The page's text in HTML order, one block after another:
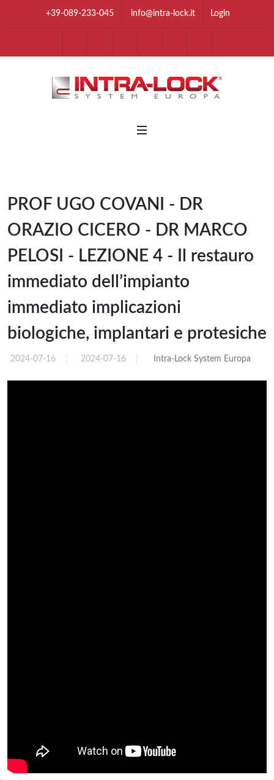
+39-089-233-045 info@intra-lock.it Login
PROF UGO COVANI - DR
ORAZIO CICERO - DR MARCO
PELOSI - LEZIONE 4 - Il restauro
immediato dell’impianto
immediato implicazioni
biologiche, implantari e protesiche
2024-07-16 2024-07-16 Intra-Lock System Europa